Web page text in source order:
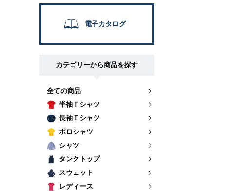
電子カタログ
カテゴリーから商品を探す
全ての商品
半袖Ｔシャツ
長袖Ｔシャツ
ポロシャツ
シャツ
タンクトップ
スウェット
レディース